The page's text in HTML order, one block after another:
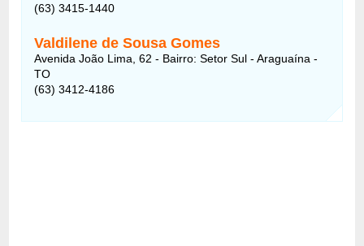
(63) 3415-1440
Valdilene de Sousa Gomes
Avenida João Lima, 62 - Bairro: Setor Sul - Araguaína -
TO
(63) 3412-4186